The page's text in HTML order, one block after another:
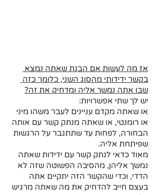
אז מה לעשות אם הבנת שאתה נמצא
בקשר ידידותי מהסוג השני, כלומר כזה
שבו אתה נמשך אליה ומדחיק את זה?
יש לך שתי אפשרויות:
או שאתה מקדם עניינים לעבר משהו מיני
או רומנטי, או שאתה מנתק קשר עם אותה
הבחורה, לפחות עד שתתגבר על הרגשות
שפיתחת אליה.
מאוד כדאי לנתק קשר עם ידידות שאתה
נמשך אליהן, מהסיבה הפשוטה שזה לא
הדדי, וכדי שהקשר הזה יתקיים אתה
בעצם חייב להדחיק את מה שאתה מרגיש